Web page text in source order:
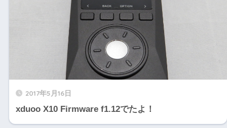
2017年5月16日
xduoo X10 Firmware f1.12でたよ！